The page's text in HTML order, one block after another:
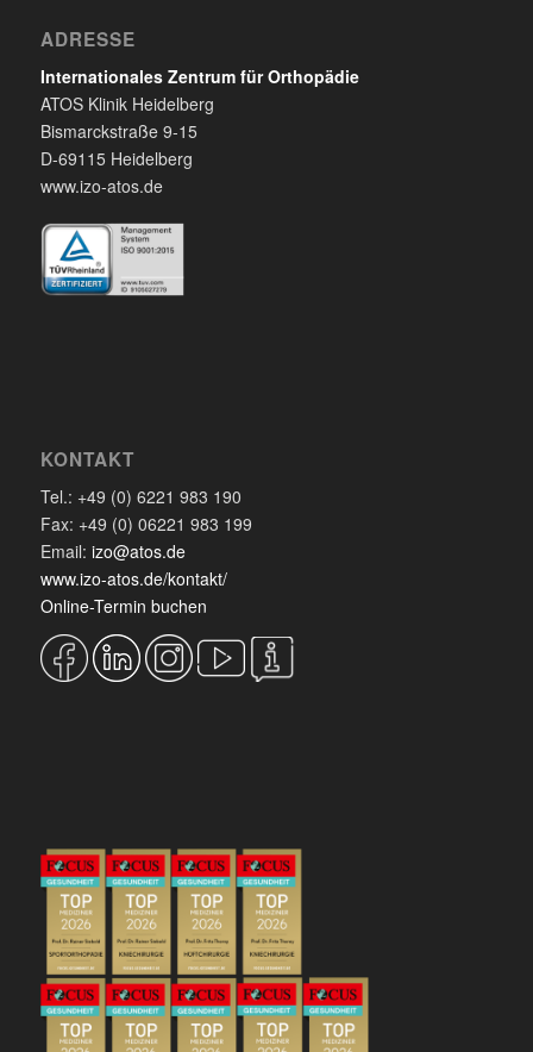
ADRESSE
Internationales Zentrum für Orthopädie
ATOS Klinik Heidelberg
Bismarckstraße 9-15
D-69115 Heidelberg
www.izo-atos.de
KONTAKT
Tel.: +49 (0) 6221 983 190
Fax: +49 (0) 06221 983 199
Email: izo@atos.de
www.izo-atos.de/kontakt/
Online-Termin buchen